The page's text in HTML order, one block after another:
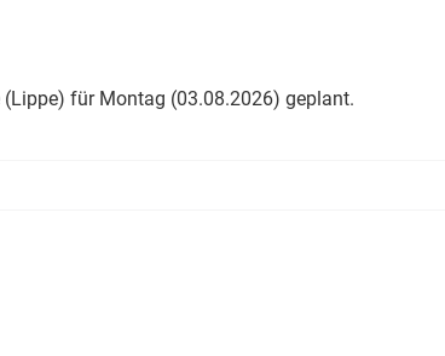
für Montag (03.08.2026) geplant.